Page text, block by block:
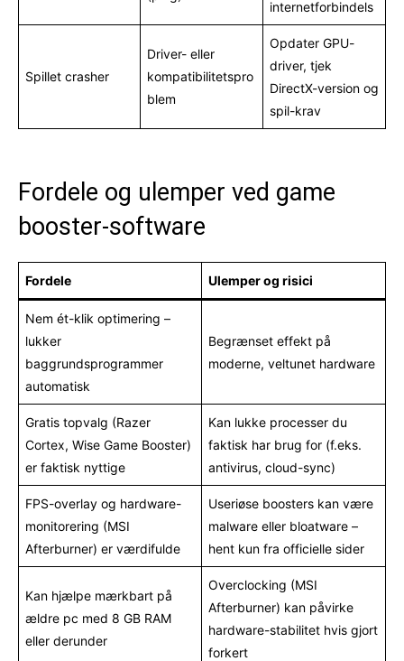
internetforbindels
Spillet crasher
Driver- eller
kompatibilitetspro
blem
Opdater GPU-
driver, tjek
DirectX-version og
spil-krav
Fordele og ulemper ved game
booster-software
Fordele Ulemper og risici
Nem ét-klik optimering –
lukker
baggrundsprogrammer
automatisk
Begrænset effekt på
moderne, veltunet hardware
Gratis topvalg (Razer
Cortex, Wise Game Booster)
er faktisk nyttige
Kan lukke processer du
faktisk har brug for (f.eks.
antivirus, cloud-sync)
FPS-overlay og hardware-
monitorering (MSI
Afterburner) er værdifulde
Useriøse boosters kan være
malware eller bloatware –
hent kun fra officielle sider
Kan hjælpe mærkbart på
ældre pc med 8 GB RAM
eller derunder
Overclocking (MSI
Afterburner) kan påvirke
hardware-stabilitet hvis gjort
forkert